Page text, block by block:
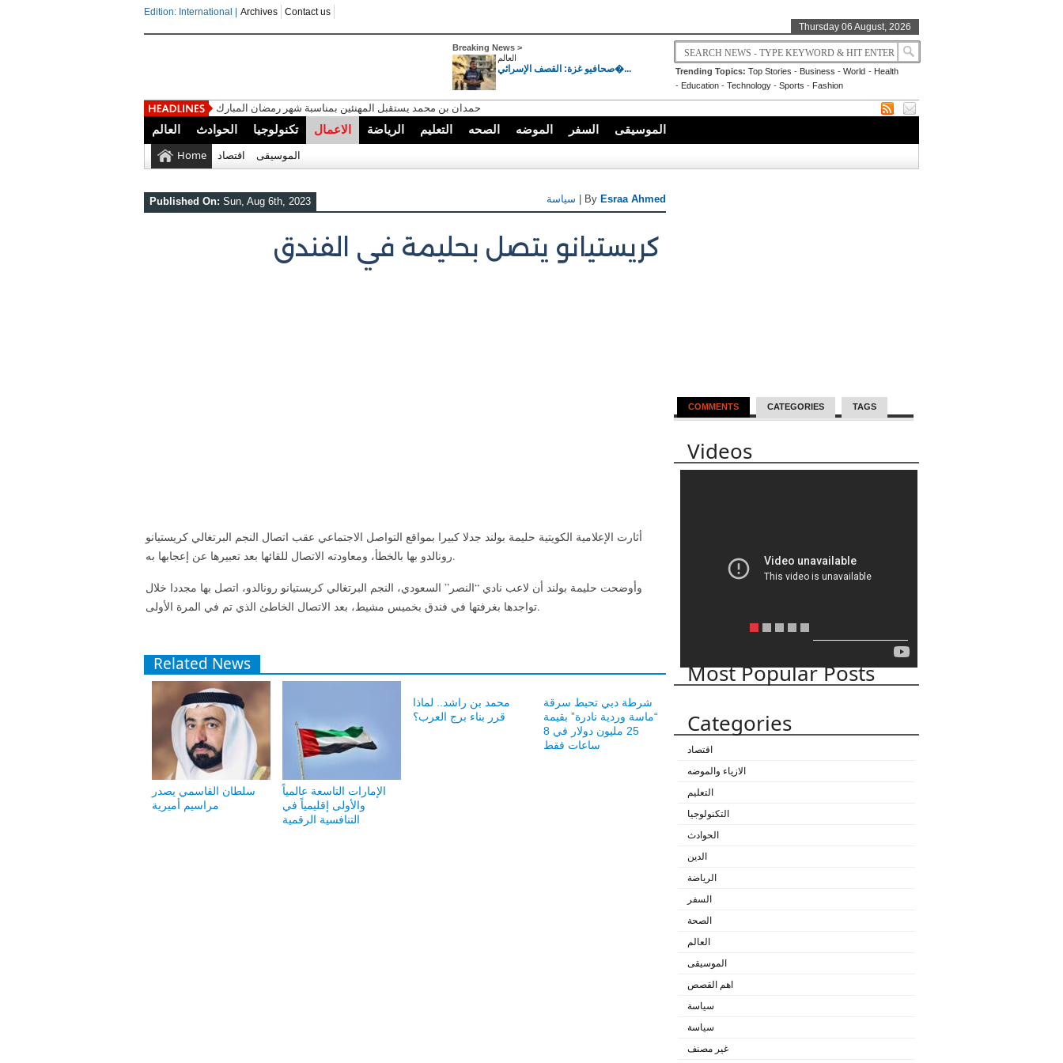
Edition: International | Archives
Contact us
Thursday 06 August, 2026
Breaking News >
العالم
صحافيو غزة: القصف الإسرائي�... Trending Topics: Top Stories - Business -World - Health
- Education - Technology -Sports - Fashion
حمدان بن محمد يستقبل المهنئين بمناسبة شهر رمضان المبارك
العالم الحوادث تكنولوجيا الاعمال الرياضة التعليم الصحه الموضه السفر الموسيقى
Home اقتصاد الموسيقى
Published On: Sun, Aug 6th, 2023 سياسة | By Esraa Ahmed
كريستيانو يتصل بحليمة في الفندق
أثارت الإعلامية الكويتية حليمة بولند جدلا كبيرا بمواقع التواصل الاجتماعي عقب اتصال النجم البرتغالي كريستيانو
رونالدو بها بالخطأ، ومعاودته الاتصال للقائها بعد تعبيرها عن إعجابها به.
وأوضحت حليمة بولند أن لاعب نادي “النصر” السعودي، النجم البرتغالي كريستيانو رونالدو، اتصل بها مجددا خلال
تواجدها بغرفتها في فندق بخميس مشيط، بعد الاتصال الخاطئ الذي تم في المرة الأولى.
Related News
سلطان القاسمي يصدر
مراسيم أميرية
الإمارات التاسعة عالمياً
والأولى إقليمياً في
التنافسية الرقمية
محمد بن راشد.. لماذا
قرر بناء برج العرب؟
شرطة دبي تحبط سرقة
“ماسة وردية نادرة” بقيمة
25 مليون دولار في 8
ساعات فقط
COMMENTS CATEGORIES TAGS
Videos
Most Popular Posts
Categories
اقتصاد
الازياء والموضه
التعليم
التكنولوجيا
الحوادث
الدين
الرياضة
السفر
الصحة
العالم
الموسيقى
اهم القصص
سياسة
سياسة
غير مصنف